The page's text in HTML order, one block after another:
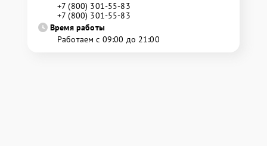
+7 (800) 301-55-83
+7 (800) 301-55-83
Время работы
Работаем с 09:00 до 21:00